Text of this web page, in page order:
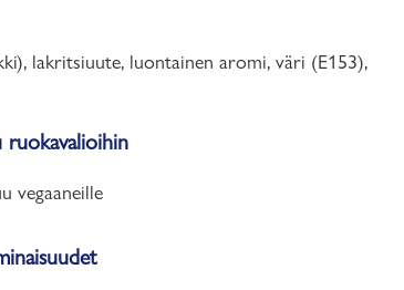
lakritsiuute, luontainen aromi, väri (E153),
ruokavalioihin
vegaaneille